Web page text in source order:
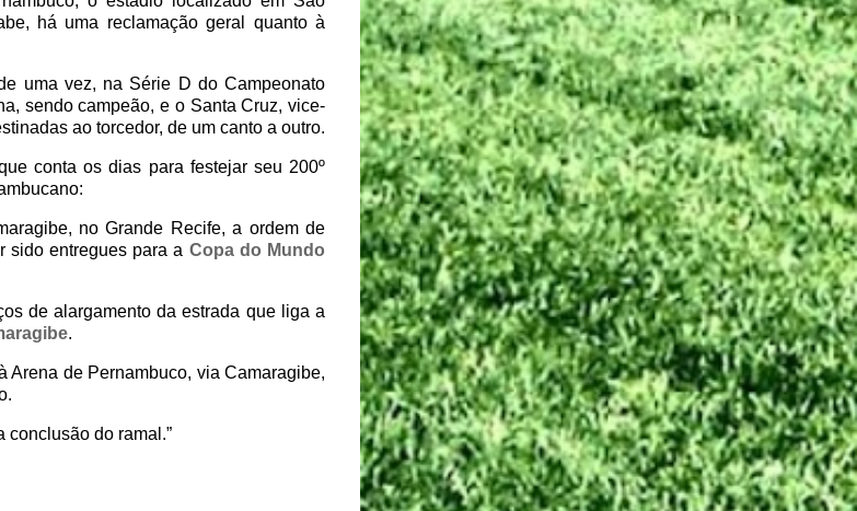
há uma reclamação geral quanto à
uma vez, na Série D do Campeonato
sendo campeão, e o Santa Cruz, vice-
ao torcedor, de um canto a outro.
conta os dias para festejar seu 200º
no Grande Recife, a ordem de
sido entregues para a Copa do Mundo
de alargamento da estrada que liga a
.
Arena de Pernambuco, via Camaragibe,
conclusão do ramal.”